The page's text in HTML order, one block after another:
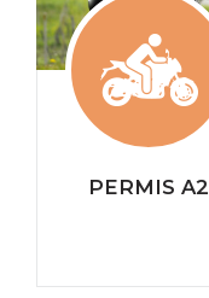
PERMIS A2